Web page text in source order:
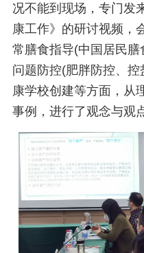
况不能到现场，专门发
康工作》的研讨视频，
常膳食指导(中国居民
问题防控(肥胖防控、
康学校创建等方面，从
事例，进行了观念与观